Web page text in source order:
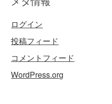
ログイン
投稿フィード
コメントフィード
WordPress.org